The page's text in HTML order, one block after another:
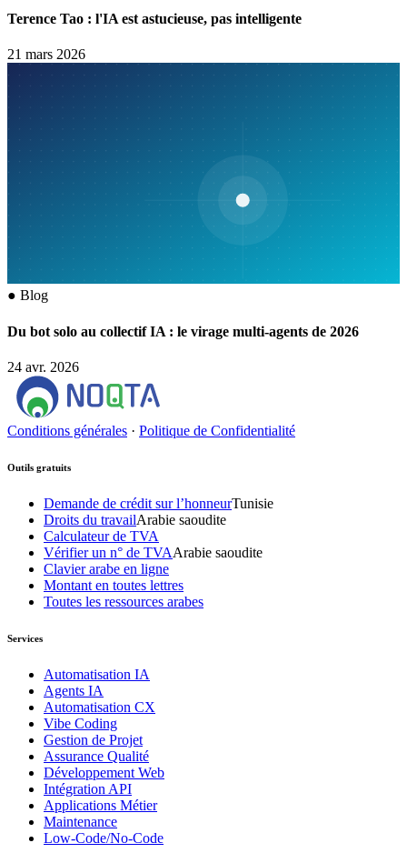
Terence Tao : l'IA est astucieuse, pas intelligente
21 mars 2026
● Blog
Du bot solo au collectif IA : le virage multi-agents de 2026
24 avr. 2026
Conditions générales · Politique de Confidentialité
Outils gratuits
Demande de crédit sur l’honneurTunisie
Droits du travailArabie saoudite
Calculateur de TVA
Vérifier un n° de TVAArabie saoudite
Clavier arabe en ligne
Montant en toutes lettres
Toutes les ressources arabes
Services
Automatisation IA
Agents IA
Automatisation CX
Vibe Coding
Gestion de Projet
Assurance Qualité
Développement Web
Intégration API
Applications Métier
Maintenance
Low-Code/No-Code